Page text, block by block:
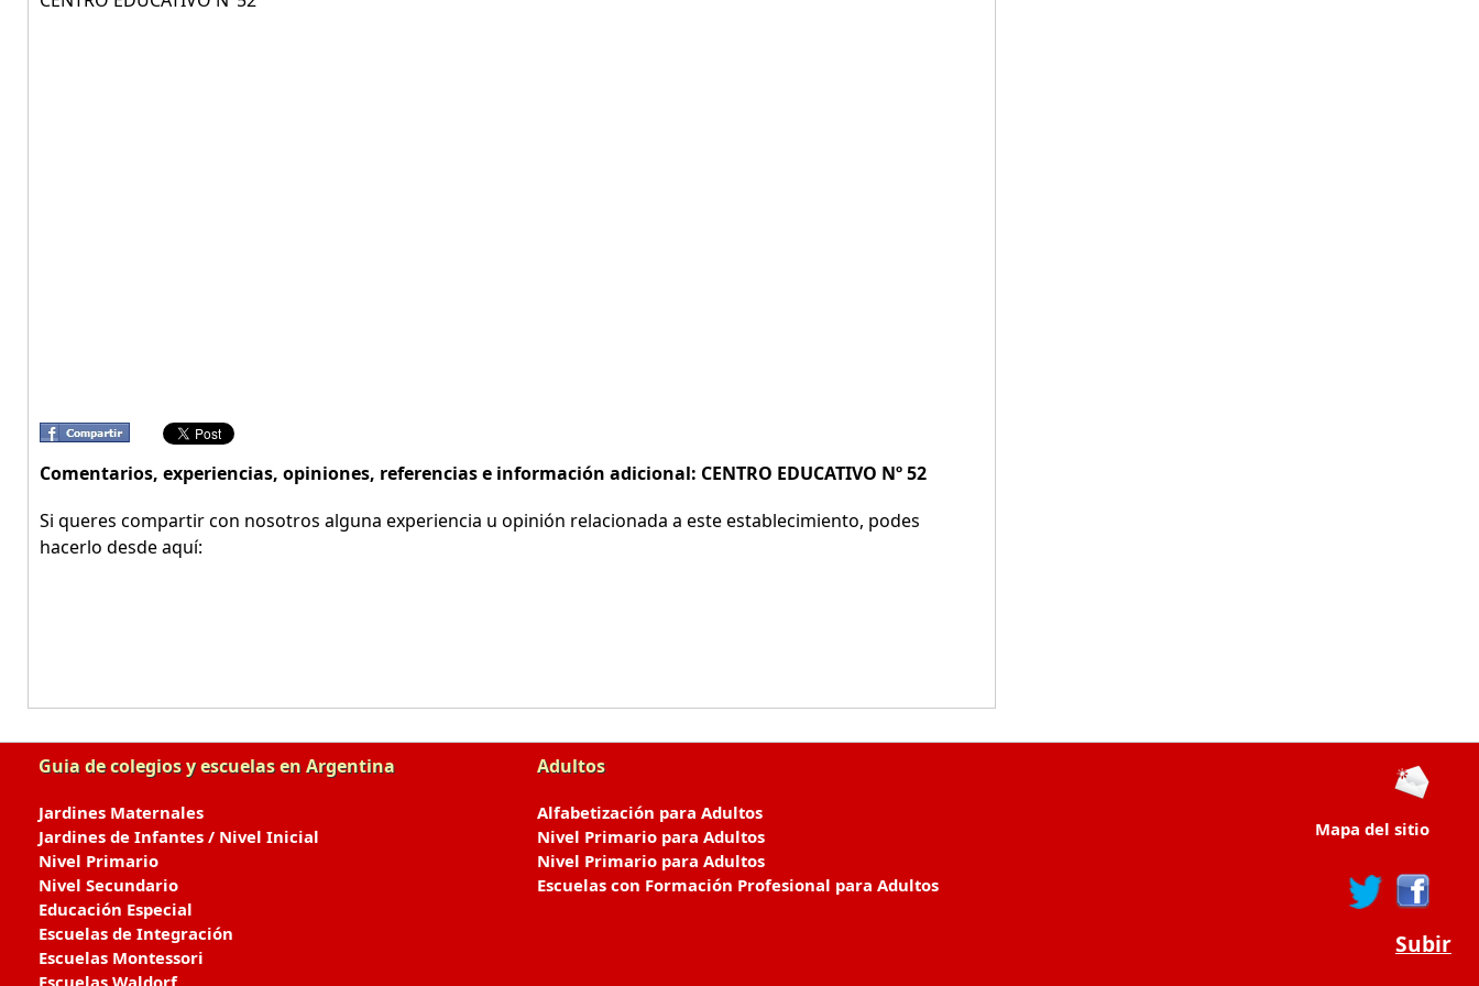
Comentarios, experiencias, opiniones, referencias e información adicional: CENTRO EDUCATIVO Nº 52
Si queres compartir con nosotros alguna experiencia u opinión relacionada a este establecimiento, podes
hacerlo desde aquí:
Guia de colegios y escuelas en Argentina
Jardines Maternales
Jardines de Infantes / Nivel Inicial
Nivel Primario
Nivel Secundario
Educación Especial
Escuelas de Integración
Escuelas Montessori
Escuelas Waldorf
Adultos
Alfabetización para Adultos
Nivel Primario para Adultos
Nivel Primario para Adultos
Escuelas con Formación Profesional para Adultos
Mapa del sitio
Subir